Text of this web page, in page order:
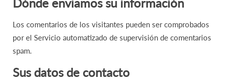
Los comentarios de los visitantes pueden ser comprobados
por el Servicio automatizado de supervisión de comentarios
spam.
Sus datos de contacto